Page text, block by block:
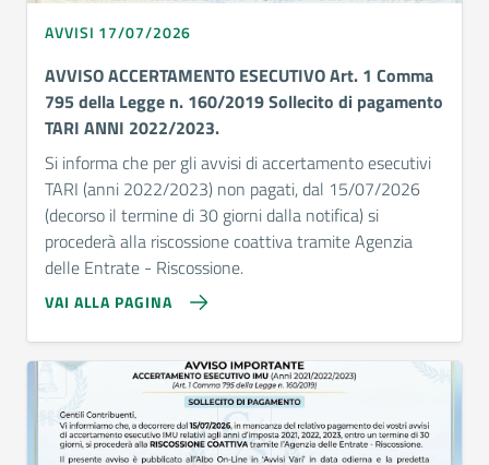
AVVISI 17/07/2026
AVVISO ACCERTAMENTO ESECUTIVO Art. 1 Comma
795 della Legge n. 160/2019 Sollecito di pagamento
TARI ANNI 2022/2023.
Si informa che per gli avvisi di accertamento esecutivi
TARI (anni 2022/2023) non pagati, dal 15/07/2026
(decorso il termine di 30 giorni dalla notifica) si
procederà alla riscossione coattiva tramite Agenzia
delle Entrate - Riscossione.
VAI ALLA PAGINA